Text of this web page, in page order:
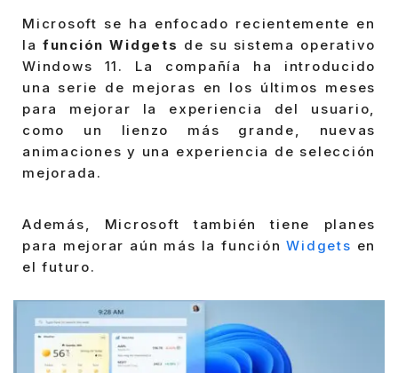
Microsoft se ha enfocado recientemente en
la función Widgets de su sistema operativo
Windows 11. La compañía ha introducido
una serie de mejoras en los últimos meses
para mejorar la experiencia del usuario,
como un lienzo más grande, nuevas
animaciones y una experiencia de selección
mejorada.
Además, Microsoft también tiene planes
para mejorar aún más la funciónWidgets en
el futuro.